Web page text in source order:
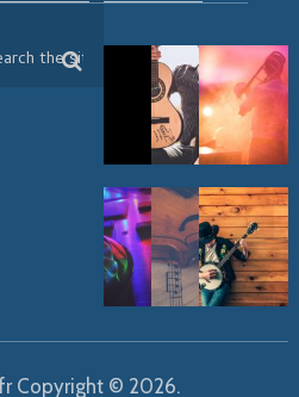
Copyright © 2026.